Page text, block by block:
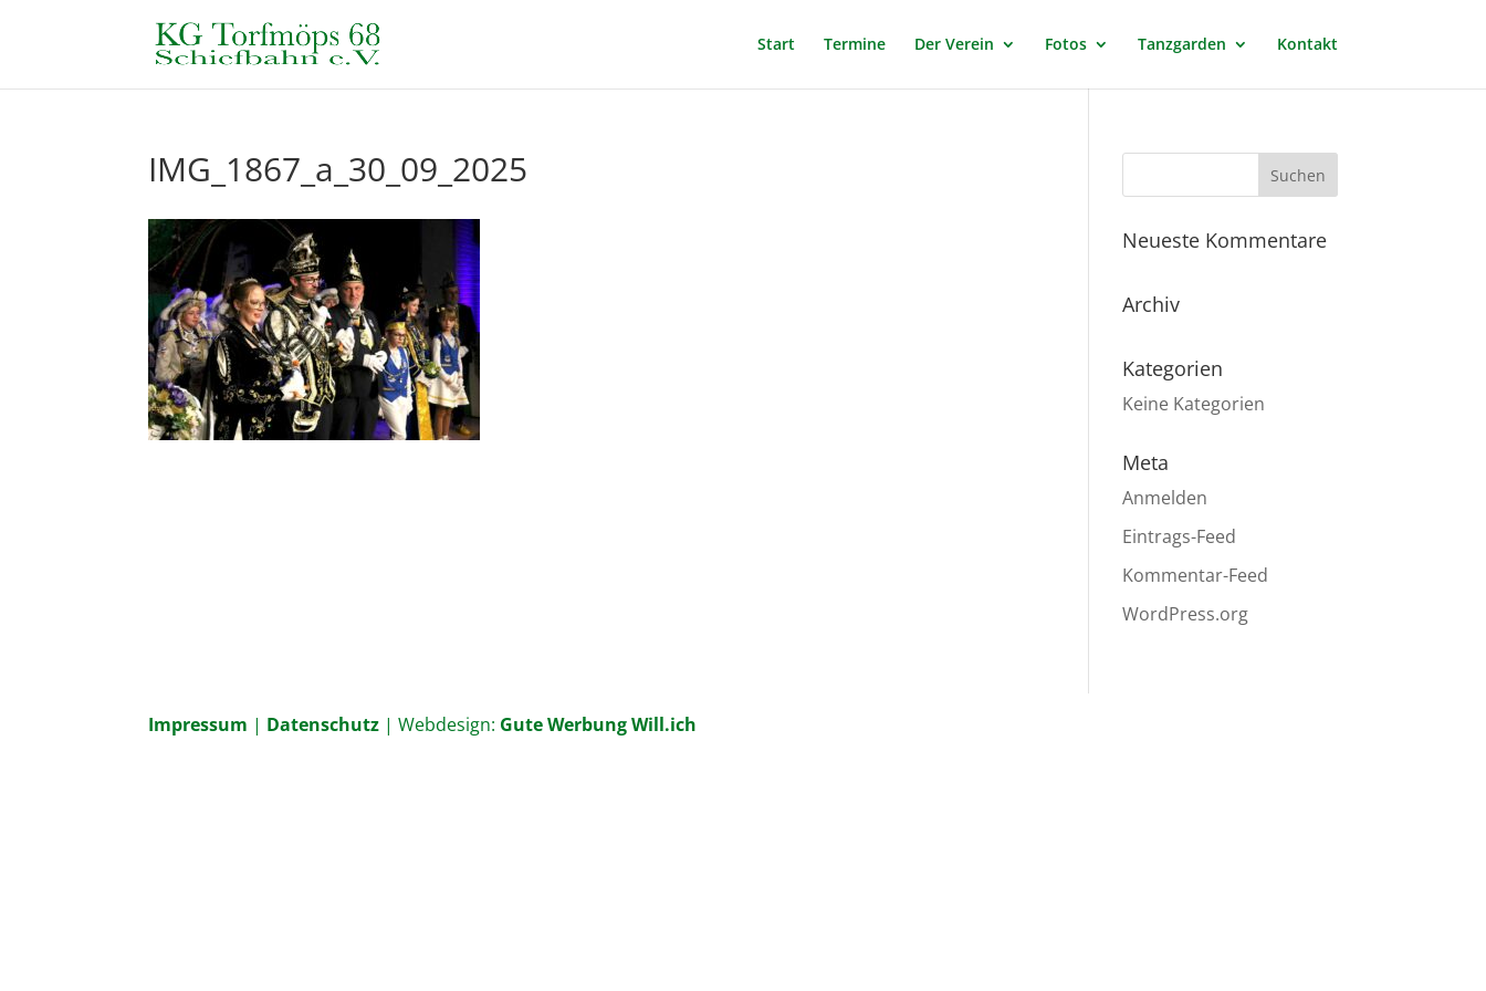
Start Termine Der Verein Fotos Tanzgarden Kontakt
IMG_1867_a_30_09_2025
Neueste Kommentare
Archiv
Kategorien
Keine Kategorien
Meta
Anmelden
Eintrags-Feed
Kommentar-Feed
WordPress.org
Impressum | Datenschutz | Webdesign: Gute Werbung Will.ich